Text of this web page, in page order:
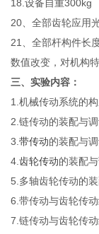
18.设备自重300kg
20、全部齿轮应用
21、全部杆构件长
数值改变，对机构
三、实验内容：
1.机械传动系统的
2.链传动的装配与
3.带传动的装配与
4.齿轮传动的装配
5.多轴齿轮传动的
6.带传动与齿轮传
7.链传动与齿轮传